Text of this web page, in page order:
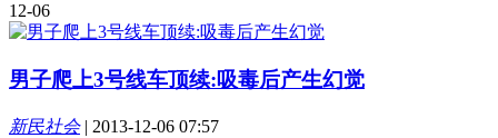
12-06
男子爬上3号线车顶续:吸毒后产生幻觉
新民社会| 2013-12-06 07:57